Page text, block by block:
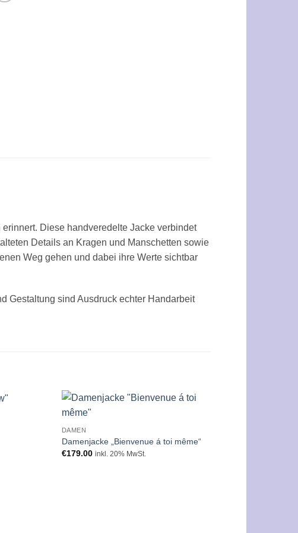
Diese handveredelte Jacke verbindet
Details an Kragen und Manschetten sowie
Weg gehen und dabei ihre Werte sichtbar
Gestaltung sind Ausdruck echter Handarbeit
hinzufügen
DAMEN
Damenjacke „Bienvenue á toi même“
€179.00 inkl. 20% MwSt.